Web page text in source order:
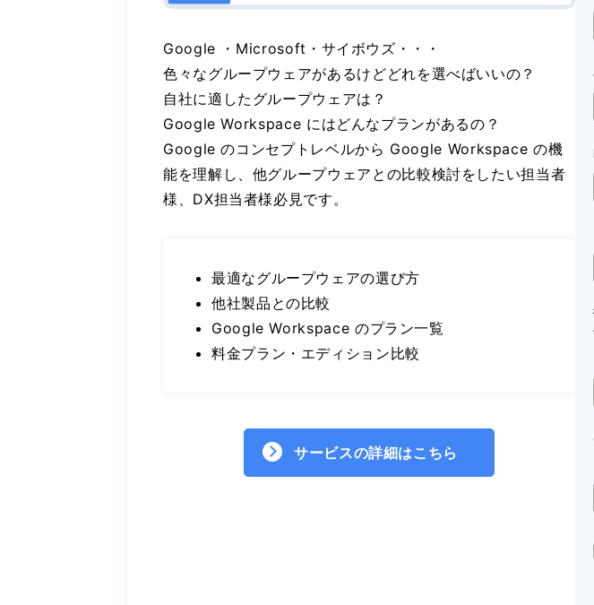
Google ・Microsoft・サイボウズ・・・
色々なグループウェアがあるけどどれを選べばいいの？
自社に適したグループウェアは？
Google Workspace にはどんなプランがあるの？
Google のコンセプトレベルから Google Workspace の機
能を理解し、他グループウェアとの比較検討をしたい担当者
様、DX担当者様必見です。
最適なグループウェアの選び方
他社製品との比較
Google Workspace のプラン一覧
料金プラン・エディション比較
サービスの詳細はこちら